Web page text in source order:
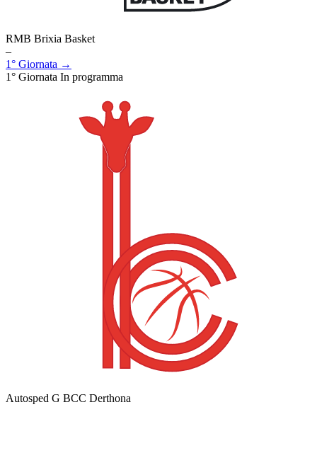
RMB Brixia Basket
–
1° Giornata →
1° Giornata In programma
Autosped G BCC Derthona